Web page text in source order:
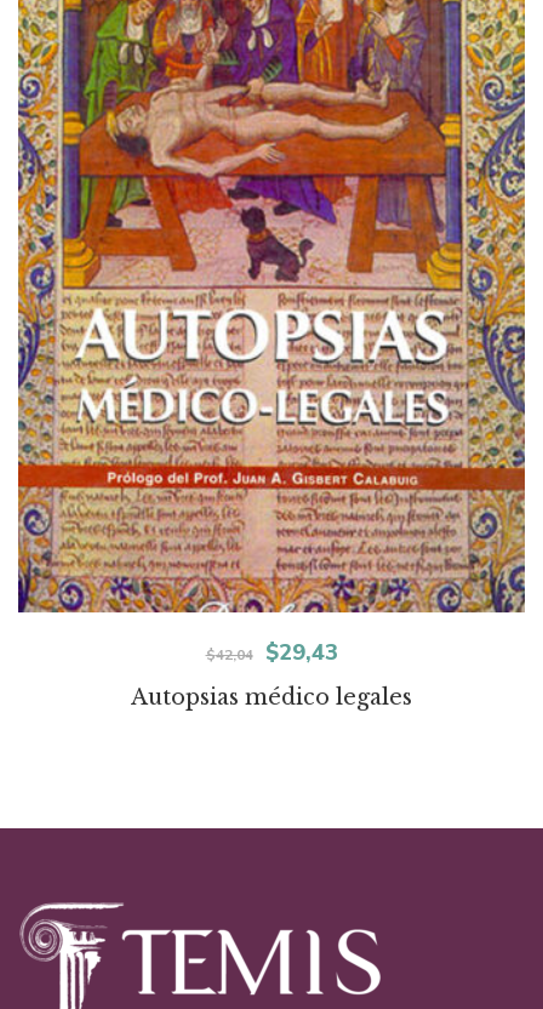
Autopsias médico legales
$42,04
El
precio
$42,04.
$29,43El
precio
$29,43.